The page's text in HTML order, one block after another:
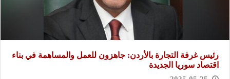
رئيس غرفة التجارة بالأردن: جاهزون للعمل والمساهمة في بناء
اقتصاد سوريا الجديدة